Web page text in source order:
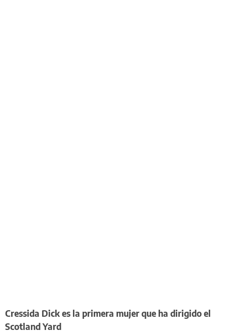
Cressida Dick es la primera mujer que ha dirigido el
Scotland Yard